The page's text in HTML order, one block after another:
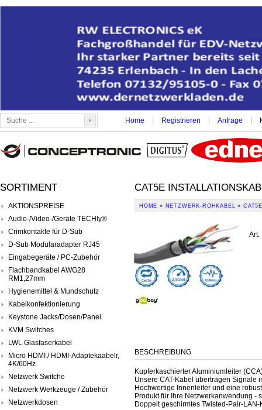
Home Registrieren Anfrage
SORTIMENT
AKTIONSPREISE
Audio-/Video-/Geräte TECHly®
Crimkontakte für D-Sub
D-Sub Modularadapter RJ45
Eingabegeräte / PC-Zubehör
Flachbandkabel AWG28
RM1,27mm
Hygienemittel & Mundschutz
Kabelkonfektionierung
Keystone Jacks/Dosen/Panel
KVM Switches
LWL Glasfaserkabel
Micro HDMI / HDMI-Adaptekaabelr,
4K/60Hz
Netzwerk Switche
Netzwerk Werkzeuge / Zubehör
Netzwerkdosen
CAT5E
HOME » NETZWERK-ROHKABEL »
Art.
BESCHREIBUNG
Kupferkaschierter Aluminiumleiter
Unsere CAT-Kabel übertragen Signale
Hochwertige Innenleiter und eine
Produkt für Ihre Netzwerkanwendung -
Doppelt geschirmtes Twisted-Pair-